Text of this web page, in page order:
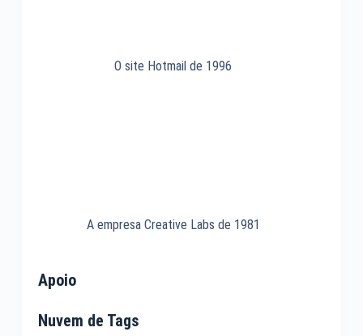
O site Hotmail de 1996
A empresa Creative Labs de 1981
Apoio
Nuvem de Tags